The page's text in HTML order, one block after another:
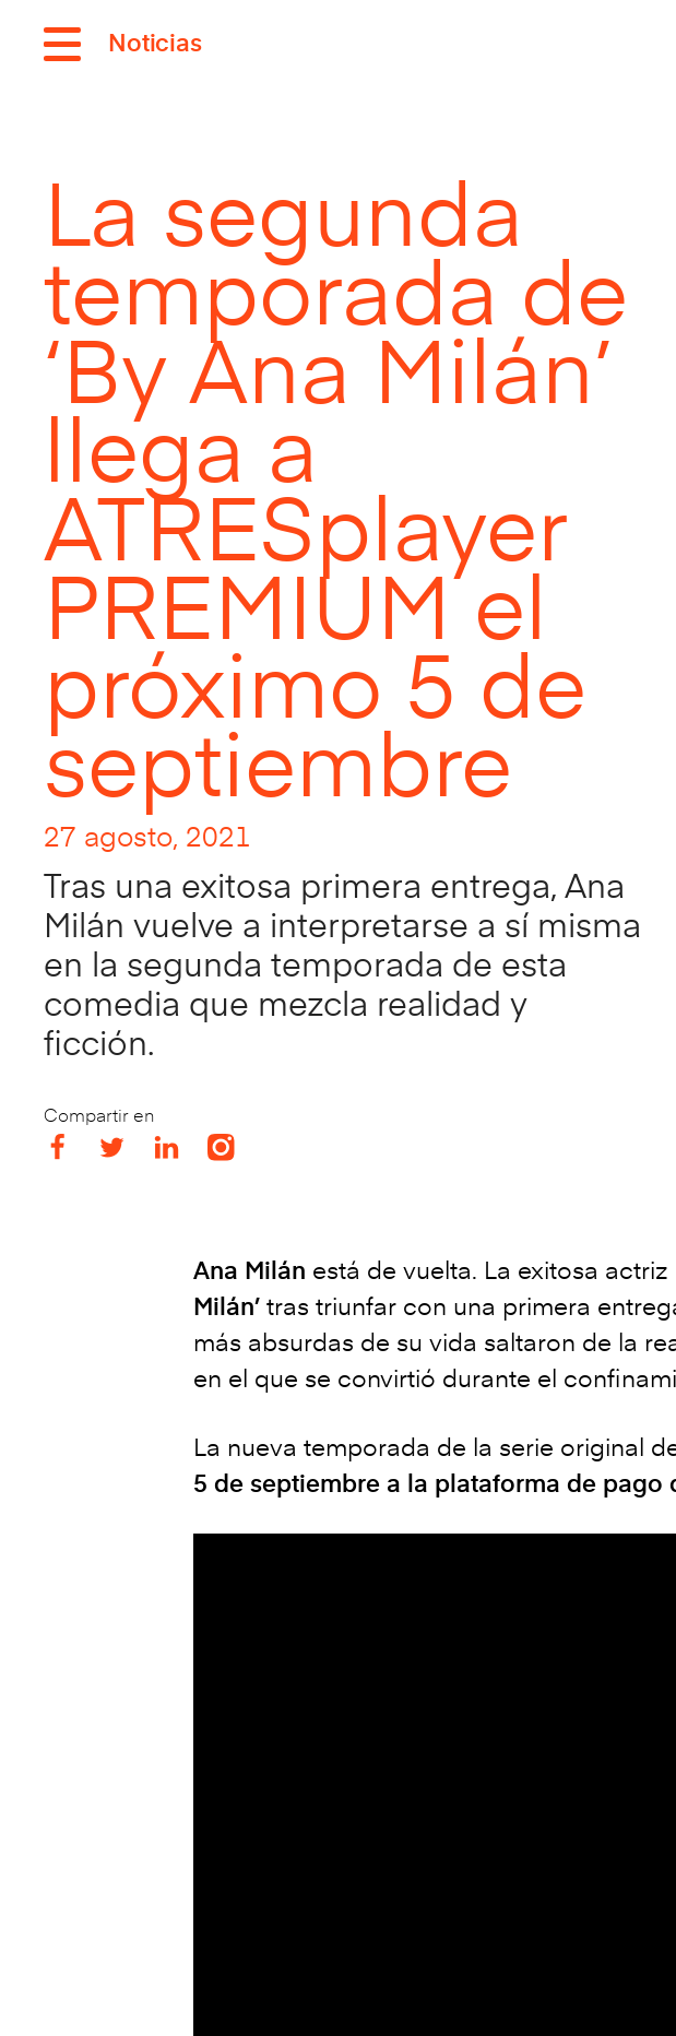
Noticias
La segunda
temporada de
‘By Ana Milán’
llega a
ATRESplayer
PREMIUM el
próximo 5 de
septiembre
27 agosto, 2021
Tras una exitosa primera entrega, Ana
Milán vuelve a interpretarse a sí misma
en la segunda temporada de esta
comedia que mezcla realidad y
ficción.
Compartir en
Ana Milán está de vuelta. La exitosa
Milán’ tras triunfar con una primera
más absurdas de su vida saltaron de la
en el que se convirtió durante el
La nueva temporada de la serie original
5 de septiembre a la plataforma de pago